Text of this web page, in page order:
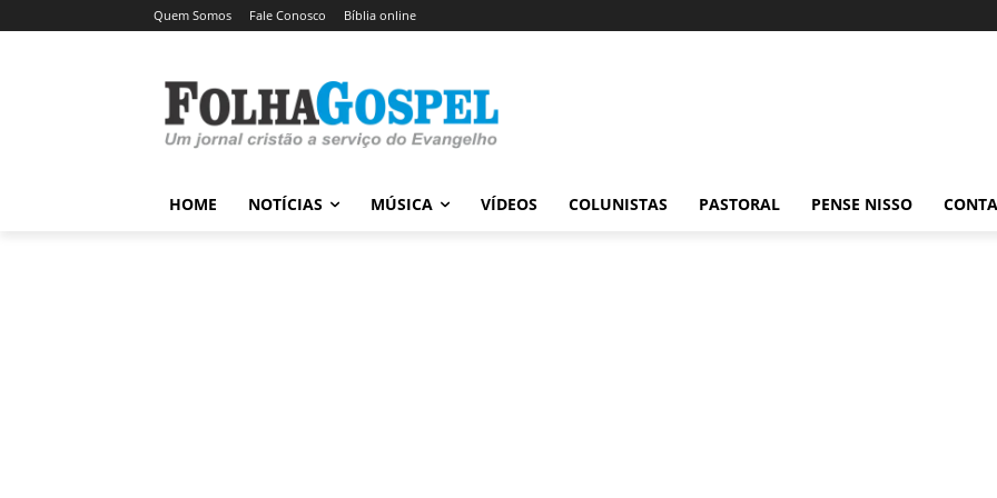
Quem Somos Fale Conosco Bíblia online
HOME NOTÍCIAS MÚSICA VÍDEOS COLUNISTAS PASTORAL PENSE NISSO